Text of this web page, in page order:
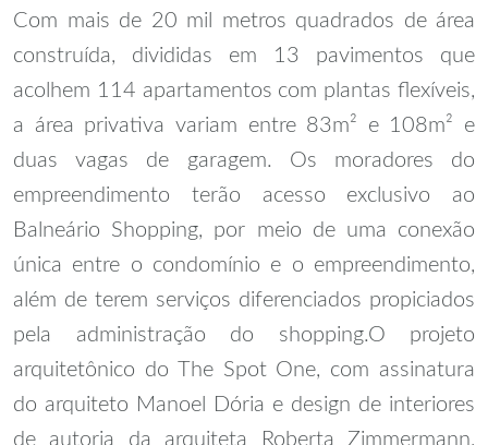
Com mais de 20 mil metros quadrados de área
construída, divididas em 13 pavimentos que
acolhem 114 apartamentos com plantas flexíveis,
a área privativa variam entre 83m² e 108m² e
duas vagas de garagem. Os moradores do
empreendimento terão acesso exclusivo ao
Balneário Shopping, por meio de uma conexão
única entre o condomínio e o empreendimento,
além de terem serviços diferenciados propiciados
pela administração do shopping.O projeto
arquitetônico do The Spot One, com assinatura
do arquiteto Manoel Dória e design de interiores
de autoria da arquiteta Roberta Zimmermann,